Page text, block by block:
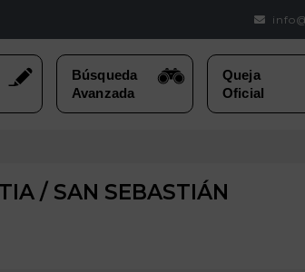
/ SAN SEBASTIÁN